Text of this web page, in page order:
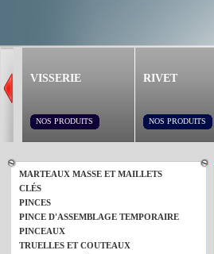
VISSERIE
NOS PRODUITS
RIVET
NOS PRODUITS
MARTEAUX MASSE ET MAILLETS
CLÉS
PINCES
PINCE D'ASSEMBLAGE TEMPORAIRE
PINCEAUX
TRUELLES ET COUTEAUX